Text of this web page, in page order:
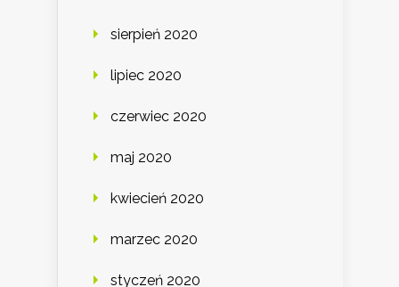
sierpień 2020
lipiec 2020
czerwiec 2020
maj 2020
kwiecień 2020
marzec 2020
styczeń 2020